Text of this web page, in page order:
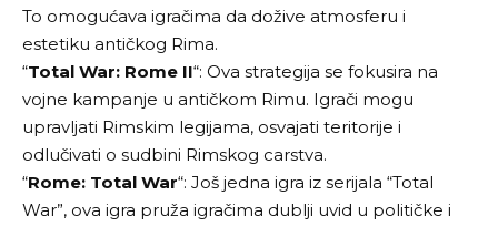
To omogućava igračima da dožive atmosferu i
estetiku antičkog Rima.
“Total War: Rome II“: Ova strategija se fokusira na
vojne kampanje u antičkom Rimu. Igrači mogu
upravljati Rimskim legijama, osvajati teritorije i
odlučivati o sudbini Rimskog carstva.
“Rome: Total War“: Još jedna igra iz serijala “Total
War”, ova igra pruža igračima dublji uvid u političke i